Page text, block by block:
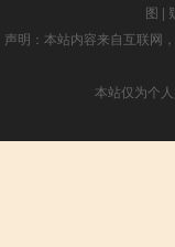
图 |
声明：本站内容来自互联网
本站仅为个